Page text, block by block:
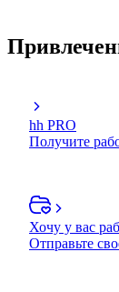
hh PRO
Получите
Хочу у вас
Отправьте